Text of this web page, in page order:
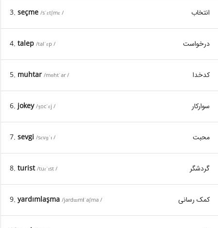
3. seçme /sˈɛtʃmɛ / انتخاب
4. talep /talˈɛp / درخواست
5. muhtar /mʊhtˈar / کدخدا
6.jokey /ʒocˈɛj / سوارکار
7. sevgi /sɛvɡˈɪ / محبت
8. turist /tuɾˈɪst / گردشگر
9. yardımlaşma /jardɯmɫˈaʃma / کمک رسانی